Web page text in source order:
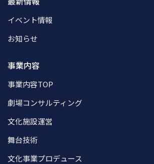
イベント情報
お知らせ
事業内容
事業内容TOP
劇場コンサルティング
文化施設運営
舞台技術
文化事業プロデュース